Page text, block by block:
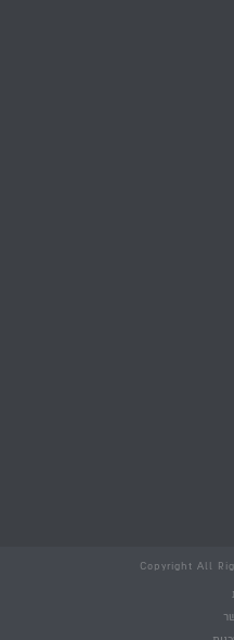
Copyright All